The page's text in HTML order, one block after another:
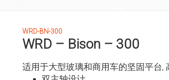
WRD-BN-300
WRD – Bison – 300
适用于大型玻璃和商用车的坚固平台,